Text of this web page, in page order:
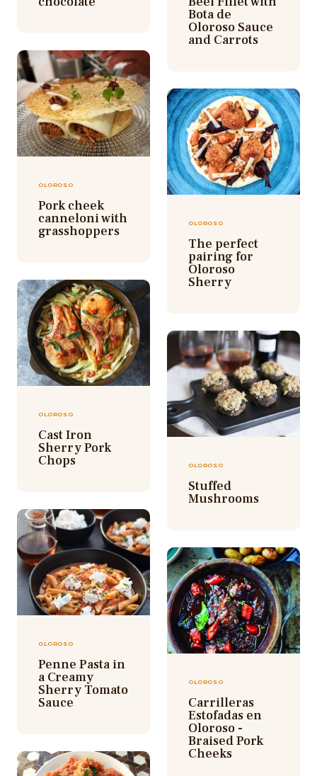
Bota de
Oloroso Sauce
and Carrots
OLOROSO
Pork cheek
canneloni with
grasshoppers OLOROSO
The perfect
pairing for
Oloroso
Sherry
OLOROSO
Cast Iron
Sherry Pork
Chops OLOROSO
Stuffed
Mushrooms
OLOROSO
Penne Pasta in
a Creamy
Sherry Tomato
Sauce
OLOROSO
Carrilleras
Estofadas en
Oloroso -
Braised Pork
Cheeks